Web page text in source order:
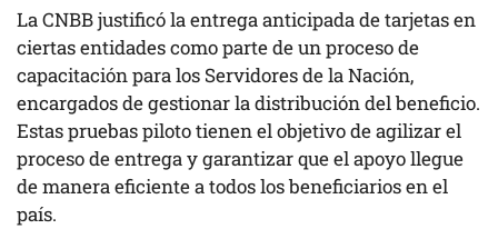
La CNBB justificó la entrega anticipada de tarjetas en
ciertas entidades como parte de un proceso de
capacitación para los Servidores de la Nación,
encargados de gestionar la distribución del beneficio.
Estas pruebas piloto tienen el objetivo de agilizar el
proceso de entrega y garantizar que el apoyo llegue
de manera eficiente a todos los beneficiarios en el
país.